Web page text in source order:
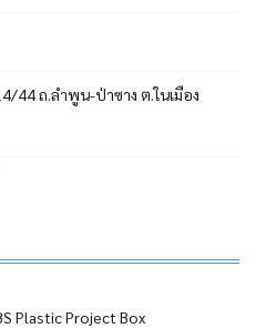
44 ถ.ลำพูน-ป่าซาง ต.ในเมือง
Plastic Project Box